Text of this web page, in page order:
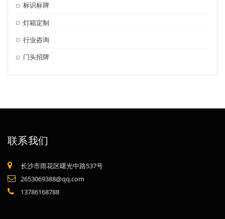
标识标牌
灯箱定制
行业咨询
门头招牌
联系我们
长沙市雨花区曙光中路537号
2653069388@qq.com
13786168788